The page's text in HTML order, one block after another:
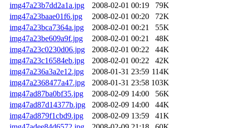
img47a23b7dd2a1a.jpg
2008-02-01 00:19
79K
img47a23baae01f6.jpg
2008-02-01 00:20
72K
img47a23bca7364a.jpg
2008-02-01 00:21
55K
img47a23be609a9f.jpg
2008-02-01 00:21
48K
img47a23c0230d06.jpg
2008-02-01 00:22
44K
img47a23c16584eb.jpg
2008-02-01 00:22
42K
img47a236a3a2e12.jpg
2008-01-31 23:59 114K
img47a2368477a47.jpg
2008-01-31 23:58 103K
img47ad87ba0bf35.jpg
2008-02-09 14:00
56K
img47ad87d14377b.jpg
2008-02-09 14:00
44K
img47ad879f1cbd9.jpg
2008-02-09 13:59
41K